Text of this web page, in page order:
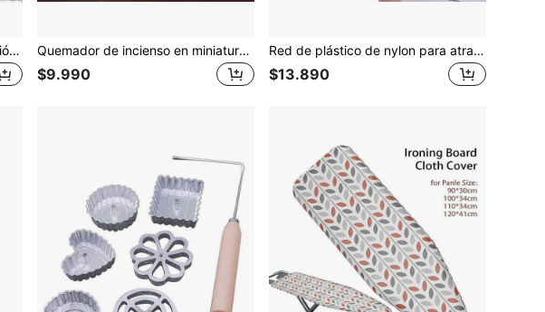
Bolsillo devocional artesanal edición de fe, bolsa de tela con forma de cruz, bolsillo devocional con imágenes de santos y oraciones Quemador de incienso en miniatura de loto, de aleación con tres patas, con patrones calados, para ceremonia del té y decoración del hogar
$9.990
Red de plástico de nylon para atrapar pájaros, red protectora anti pájaros para cultivos, estanques, árboles frutales, flores y jardín, herramienta de control de plagas
$13.890